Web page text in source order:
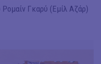
Γκαρύ (Εμίλ Αζάρ)